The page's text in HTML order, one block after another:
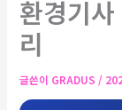
환경기
리
글쓴이 GRADUS /